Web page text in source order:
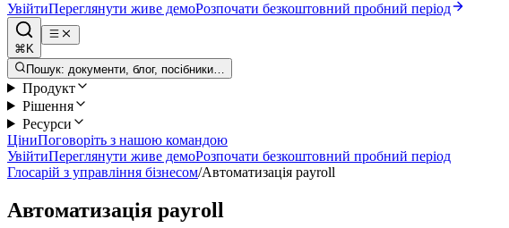
УвійтиПереглянути живе демоРозпочати безкоштовний пробний період
⌘K
Пошук: документи, блог, посібники…
Продукт
Рішення
Ресурси
ЦіниПоговоріть з нашою командою
УвійтиПереглянути живе демоРозпочати безкоштовний пробний період
Глосарій з управління бізнесом/Автоматизація payroll
Автоматизація payroll